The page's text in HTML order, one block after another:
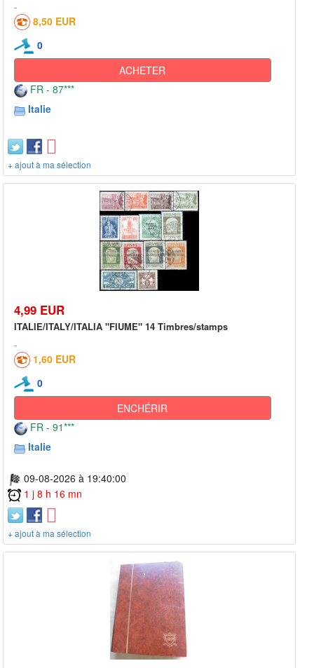
8,50 EUR
0
ACHETER
FR - 87***
Italie
+ ajout à ma sélection
4,99 EUR
ITALIE/ITALY/ITALIA "FIUME" 14 Timbres/stamps
1,60 EUR
0
ENCHÉRIR
FR - 91***
Italie
09-08-2026 à 19:40:00
1 j 8 h 16 mn
+ ajout à ma sélection